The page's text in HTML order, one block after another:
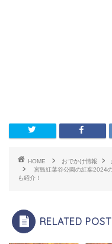
HOME おでかけ情報
宮島紅葉谷公園の紅葉2024
も紹介！
RELATED POST